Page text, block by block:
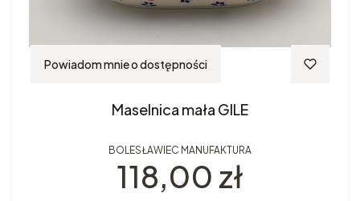
Powiadom mnie o dostępności
Maselnica mała GILE
BOLESŁAWIEC MANUFAKTURA
Cena
118,00 zł